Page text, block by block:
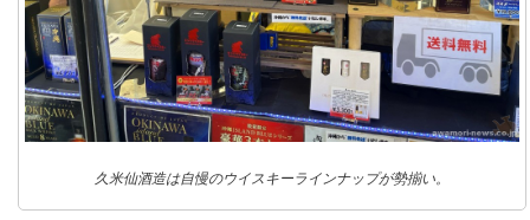
久米仙酒造は自慢のウイスキーラインナップが勢揃い。